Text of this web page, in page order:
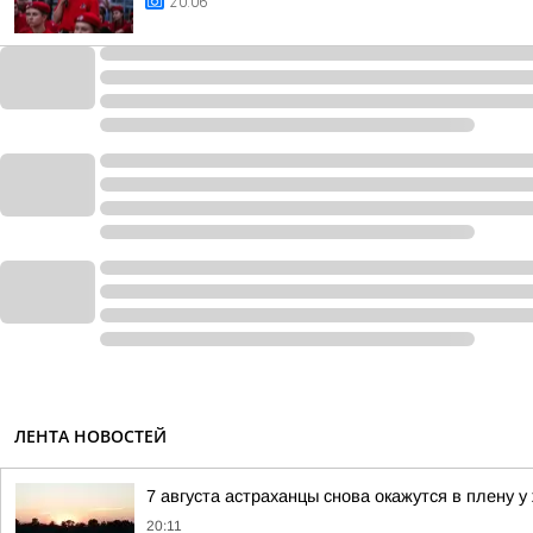
ЛЕНТА НОВОСТЕЙ
7 августа астраханцы снова окажутся в плену
20:11